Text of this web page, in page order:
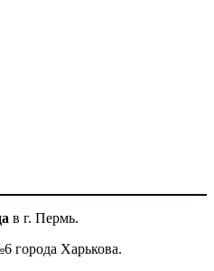
в г. Пермь.
города Харькова.